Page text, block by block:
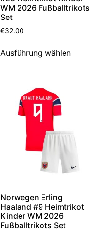
WM 2026 Fußballtrikots
Set
€32.00
Ausführung wählen
Norwegen Erling
Haaland #9 Heimtrikot
Kinder WM 2026
Fußballtrikots Set